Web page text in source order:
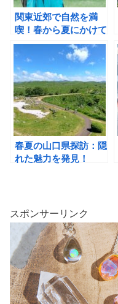
関東近郊で自然を満
喫！春から夏にかけて
のハイキングスポット
を紹介！
春夏の山口県探訪：隠
れた魅力を発見！
スポンサーリンク